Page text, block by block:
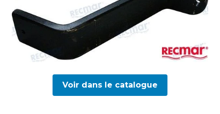
Voir dans le catalogue